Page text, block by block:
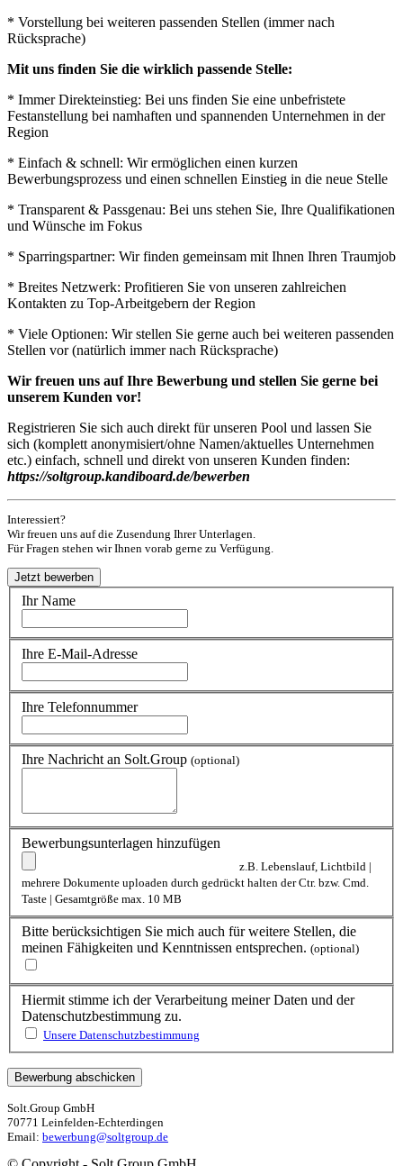
* Vorstellung bei weiteren passenden Stellen (immer nach
Rücksprache)
Mit uns finden Sie die wirklich passende Stelle:
* Immer Direkteinstieg: Bei uns finden Sie eine unbefristete
Festanstellung bei namhaften und spannenden Unternehmen in der
Region
* Einfach & schnell: Wir ermöglichen einen kurzen
Bewerbungsprozess und einen schnellen Einstieg in die neue Stelle
* Transparent & Passgenau: Bei uns stehen Sie, Ihre Qualifikationen
und Wünsche im Fokus
* Sparringspartner: Wir finden gemeinsam mit Ihnen Ihren Traumjob
* Breites Netzwerk: Profitieren Sie von unseren zahlreichen
Kontakten zu Top-Arbeitgebern der Region
* Viele Optionen: Wir stellen Sie gerne auch bei weiteren passenden
Stellen vor (natürlich immer nach Rücksprache)
Wir freuen uns auf Ihre Bewerbung und stellen Sie gerne bei
unserem Kunden vor!
Registrieren Sie sich auch direkt für unseren Pool und lassen Sie
sich (komplett anonymisiert/ohne Namen/aktuelles Unternehmen
etc.) einfach, schnell und direkt von unseren Kunden finden:
https://soltgroup.kandiboard.de/bewerben
Interessiert?
Wir freuen uns auf die Zusendung Ihrer Unterlagen.
Für Fragen stehen wir Ihnen vorab gerne zu Verfügung.
Ihr Name
Ihre E-Mail-Adresse
Ihre Telefonnummer
Ihre Nachricht an Solt.Group (optional)
Bewerbungsunterlagen hinzufügen
z.B. Lebenslauf, Lichtbild |
mehrere Dokumente uploaden durch gedrückt halten der Ctr. bzw. Cmd.
Taste | Gesamtgröße max. 10 MB
Bitte berücksichtigen Sie mich auch für weitere Stellen, die
meinen Fähigkeiten und Kenntnissen entsprechen. (optional)
Hiermit stimme ich der Verarbeitung meiner Daten und der
Datenschutzbestimmung zu.
Unsere Datenschutzbestimmung
Solt.Group GmbH
70771 Leinfelden-Echterdingen
Email: bewerbung@soltgroup.de